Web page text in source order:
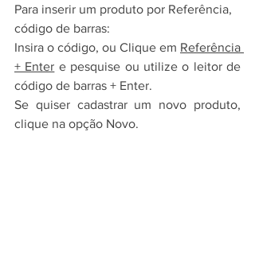
Para inserir um produto por Referência,
código de barras:
Insira o código, ou Clique em Referência
+ Enter e pesquise ou utilize o leitor de
código de barras + Enter.
Se quiser cadastrar um novo produto,
clique na opção Novo.